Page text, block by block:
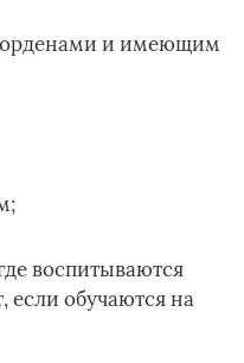
и имеющим
воспитываются
если обучаются на